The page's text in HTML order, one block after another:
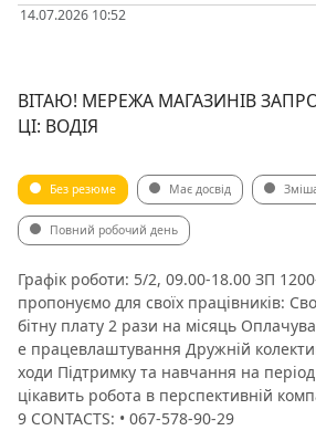
14.07.2026 10:52
ВІТАЮ! МЕРЕЖА МАГАЗИНІВ
ЦІ: ВОДІЯ
Без резюме Має досвід
Повний робочий день
Графік роботи: 5/2, 09.00-18.00 ЗП
пропонуємо для своїх працівників:
бітну плату 2 рази на місяць
е працевлаштування ️Дружній
ходи ️Підтримку та навчання на
цікавить робота в перспективній
9 CONTACTS: • 067-578-90-29